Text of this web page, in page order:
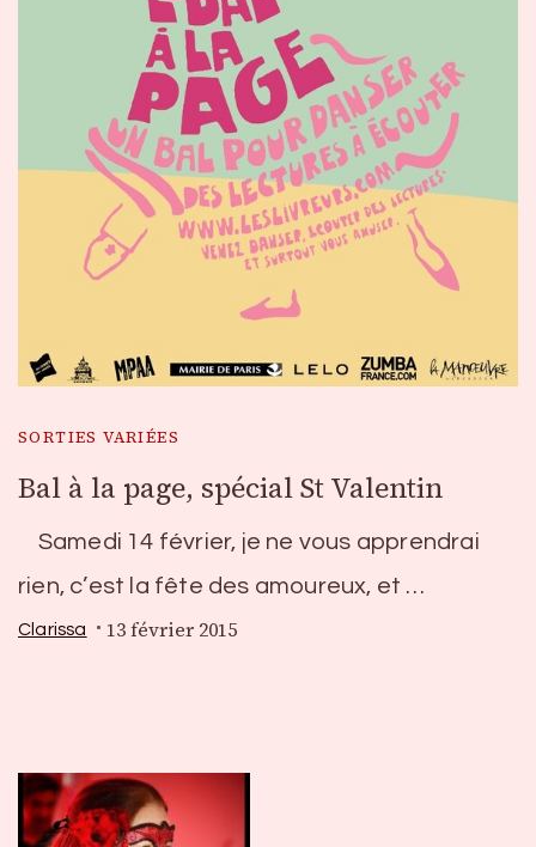
SORTIES VARIÉES
Bal à la page, spécial St Valentin
Samedi 14 février, je ne vous apprendrai
rien, c’est la fête des amoureux, et …
Clarissa 13 février 2015